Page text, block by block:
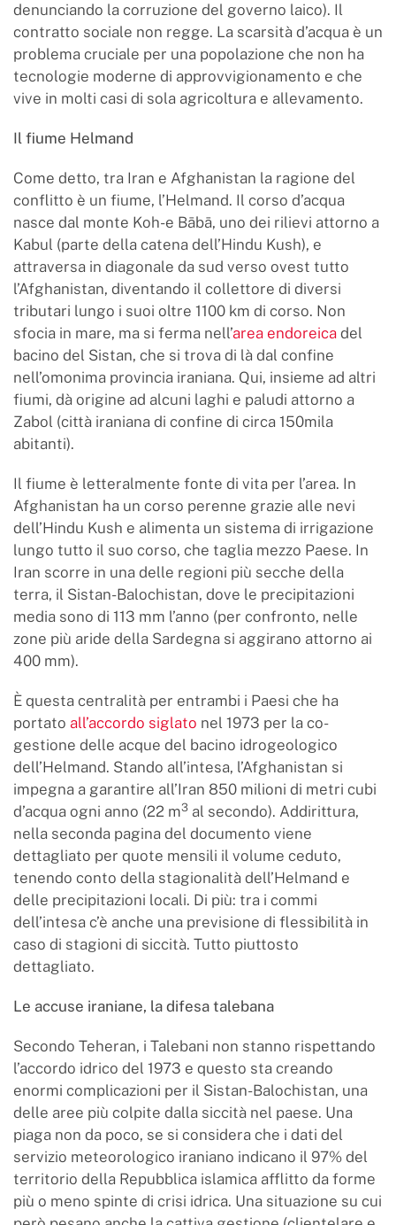
denunciando la corruzione del governo laico). Il
contratto sociale non regge. La scarsità d’acqua è un
problema cruciale per una popolazione che non ha
tecnologie moderne di approvvigionamento e che
vive in molti casi di sola agricoltura e allevamento.
Il fiume Helmand
Come detto, tra Iran e Afghanistan la ragione del
conflitto è un fiume, l’Helmand. Il corso d’acqua
nasce dal monte Koh-e Bābā, uno dei rilievi attorno a
Kabul (parte della catena dell’Hindu Kush), e
attraversa in diagonale da sud verso ovest tutto
l’Afghanistan, diventando il collettore di diversi
tributari lungo i suoi oltre 1100 km di corso. Non
sfocia in mare, ma si ferma nell’area endoreica del
bacino del Sistan, che si trova di là dal confine
nell’omonima provincia iraniana. Qui, insieme ad altri
fiumi, dà origine ad alcuni laghi e paludi attorno a
Zabol (città iraniana di confine di circa 150mila
abitanti).
Il fiume è letteralmente fonte di vita per l’area. In
Afghanistan ha un corso perenne grazie alle nevi
dell’Hindu Kush e alimenta un sistema di irrigazione
lungo tutto il suo corso, che taglia mezzo Paese. In
Iran scorre in una delle regioni più secche della
terra, il Sistan-Balochistan, dove le precipitazioni
media sono di 113 mm l’anno (per confronto, nelle
zone più aride della Sardegna si aggirano attorno ai
400 mm).
È questa centralità per entrambi i Paesi che ha
portato all’accordo siglato nel 1973 per la co-
gestione delle acque del bacino idrogeologico
dell’Helmand. Stando all’intesa, l’Afghanistan si
impegna a garantire all’Iran 850 milioni di metri cubi
d’acqua ogni anno (22 m3 al secondo). Addirittura,
nella seconda pagina del documento viene
dettagliato per quote mensili il volume ceduto,
tenendo conto della stagionalità dell’Helmand e
delle precipitazioni locali. Di più: tra i commi
dell’intesa c’è anche una previsione di flessibilità in
caso di stagioni di siccità. Tutto piuttosto
dettagliato.
Le accuse iraniane, la difesa talebana
Secondo Teheran, i Talebani non stanno rispettando
l’accordo idrico del 1973 e questo sta creando
enormi complicazioni per il Sistan-Balochistan, una
delle aree più colpite dalla siccità nel paese. Una
piaga non da poco, se si considera che i dati del
servizio meteorologico iraniano indicano il 97% del
territorio della Repubblica islamica afflitto da forme
più o meno spinte di crisi idrica. Una situazione su cui